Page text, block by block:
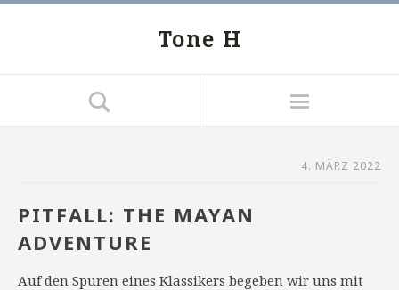
Tone H
4. MÄRZ 2022
PITFALL: THE MAYAN
ADVENTURE
Auf den Spuren eines Klassikers begeben wir uns mit